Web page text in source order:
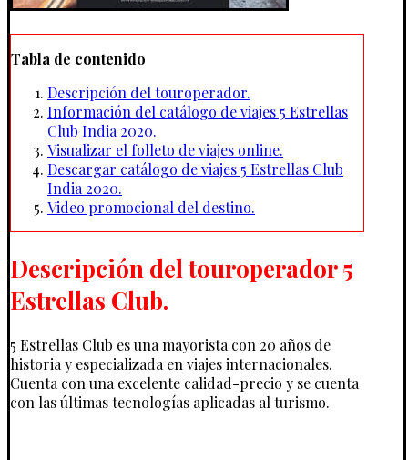
Tabla de contenido
Descripción del touroperador.
Información del catálogo de viajes 5 Estrellas
Club India 2020.
Visualizar el folleto de viajes online.
Descargar catálogo de viajes 5 Estrellas Club
India 2020.
Video promocional del destino.
Descripción del touroperador 5
Estrellas Club.
5 Estrellas Club es una mayorista con 20 años de
historia y especializada en viajes internacionales.
Cuenta con una excelente calidad-precio y se cuenta
con las últimas tecnologías aplicadas al turismo.